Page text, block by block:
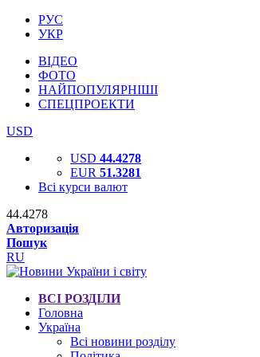
РУС
УКР
ВІДЕО
ФОТО
НАЙПОПУЛЯРНІШІ
СПЕЦПРОЕКТИ
USD
USD 44.4278
EUR 51.3281
Всі курси валют
44.4278
Авторизація
Пошук
RU
ВСІ РОЗДІЛИ
Головна
Україна
Всі новини розділу